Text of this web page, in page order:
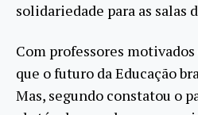
solidariedade para as salas
Com professores
que o futuro da Educação
Mas, segundo constatou o